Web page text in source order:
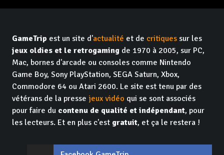
GameTrip est un site d'actualité et de critiques sur les
jeux oldies et le retrogaming de 1970 à 2005, sur PC,
Mac, bornes d'arcade ou consoles comme Nintendo
Game Boy, Sony PlayStation, SEGA Saturn, Xbox,
Commodore 64 ou Atari 2600. Le site est tenu par des
vétérans de la presse jeux vidéo qui se sont associés
pour faire du contenu de qualité et indépendant, pour
les lecteurs. Et en plus c'est gratuit, et ça le restera !